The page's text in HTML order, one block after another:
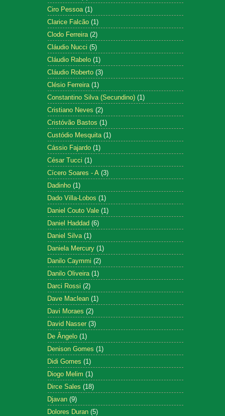
Ciro Pessoa (1)
Clarice Falcão (1)
Clodo Ferreira (2)
Cláudio Nucci (5)
Cláudio Rabelo (1)
Cláudio Roberto (3)
Clésio Ferreira (1)
Constantino Silva (Secundino) (1)
Cristiano Neves (2)
Cristóvão Bastos (1)
Custódio Mesquita (1)
Cássio Fajardo (1)
César Tucci (1)
Cícero Soares - A (3)
Dadinho (1)
Dado Villa-Lobos (1)
Daniel Couto Vale (1)
Daniel Haddad (6)
Daniel Silva (1)
Daniela Mercury (1)
Danilo Caymmi (2)
Danilo Oliveira (1)
Darci Rossi (2)
Dave Maclean (1)
Davi Moraes (2)
David Nasser (3)
De Ângelo (1)
Denison Gomes (1)
Didi Gomes (1)
Diogo Melim (1)
Dirce Sales (18)
Djavan (9)
Dolores Duran (5)